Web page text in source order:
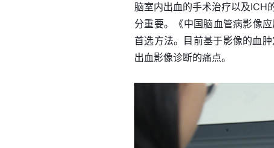
脑室内出血的手术治疗以及ICH
分重要。《中国脑血管病影像
首选方法。目前基于影像的血
出血影像诊断的痛点。